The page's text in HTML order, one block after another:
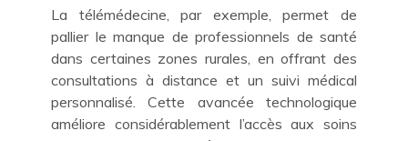
La télémédecine, par exemple, permet de
pallier le manque de professionnels de santé
dans certaines zones rurales, en offrant des
consultations à distance et un suivi médical
personnalisé. Cette avancée technologique
améliore considérablement l’accès aux soins